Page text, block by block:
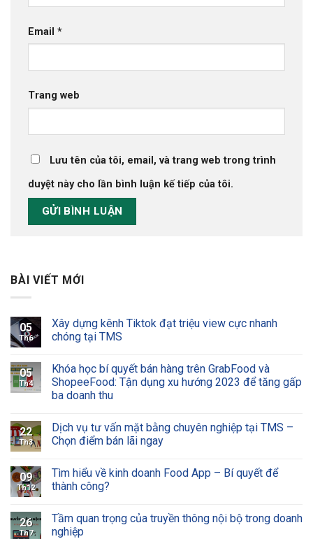
Email *
Trang web
Lưu tên của tôi, email, và trang web trong trình
duyệt này cho lần bình luận kế tiếp của tôi.
BÀI VIẾT MỚI
05
Th6
Xây dựng kênh Tiktok đạt triệu view cực nhanh
chóng tại TMS
05
Th4
Khóa học bí quyết bán hàng trên GrabFood và
ShopeeFood: Tận dụng xu hướng 2023 để tăng gấp
ba doanh thu
22
Th3
Dịch vụ tư vấn mặt bằng chuyên nghiệp tại TMS –
Chọn điểm bán lãi ngay
09
Th12
Tìm hiểu về kinh doanh Food App – Bí quyết để
thành công?
26
Th7
Tầm quan trọng của truyền thông nội bộ trong doanh
nghiệp